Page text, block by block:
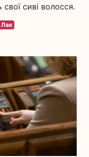
сиві волосся.
Лак